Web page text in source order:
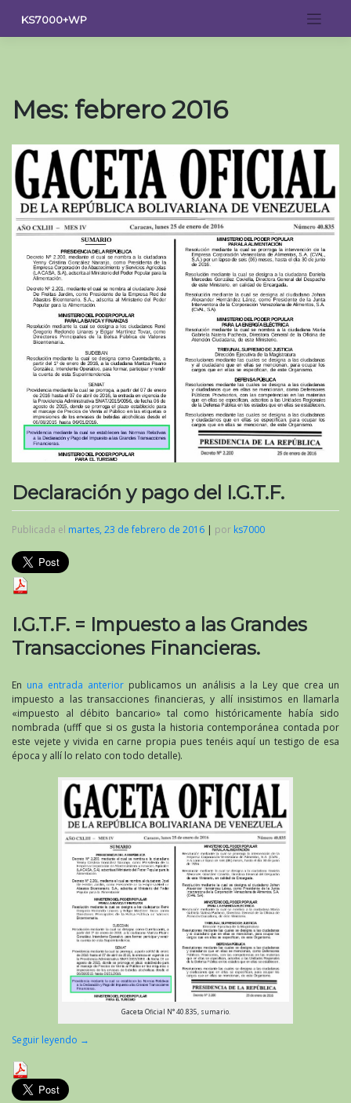
contenido
KS7000+WP
Mes: febrero 2016
Declaración y pago del I.G.T.F.
Publicada el martes, 23 de febrero de 2016 | por ks7000
I.G.T.F. = Impuesto a las Grandes
Transacciones Financieras.
En una entrada anterior publicamos un análisis a la Ley que crea un
impuesto a las transacciones financieras, y allí insistimos en llamarla
«impuesto al débito bancario» tal como históricamente había sido
nombrada (ufff que si os gusta la historia contemporánea contada por
este vejete y vivida en carne propia pues tenéis aquí un testigo de esa
época y allí lo relato con todo detalle).
Gaceta Oficial N° 40.835, sumario.
Seguir leyendo →